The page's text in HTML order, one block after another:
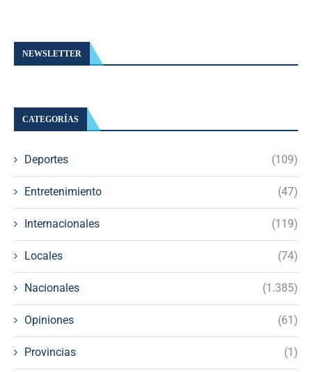
NEWSLETTER
CATEGORÍAS
Deportes (109)
Entretenimiento (47)
Internacionales (119)
Locales (74)
Nacionales (1.385)
Opiniones (61)
Provincias (1)